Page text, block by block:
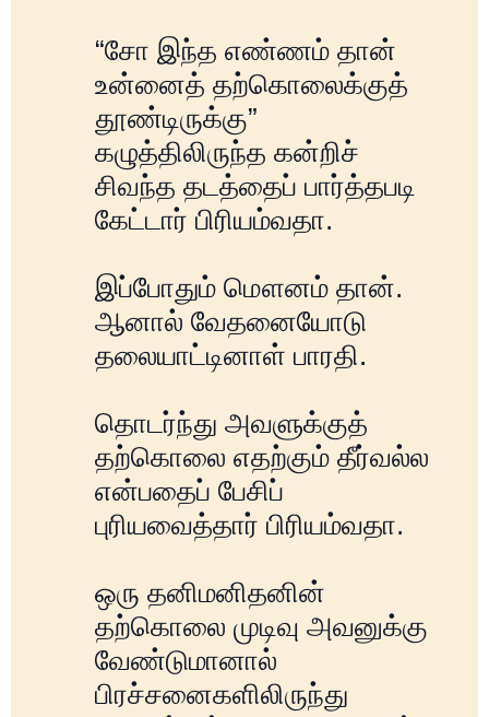
“சோ இந்த எண்ணம் தான்
உன்னைத் தற்கொலைக்குத்
தூண்டிருக்கு”
கழுத்திலிருந்த கன்றிச்
சிவந்த தடத்தைப் பார்த்தபடி
கேட்டார் பிரியம்வதா.
இப்போதும் மௌனம் தான்.
ஆனால் வேதனையோடு
தலையாட்டினாள் பாரதி.
தொடர்ந்து அவளுக்குத்
தற்கொலை எதற்கும் தீர்வல்ல
என்பதைப் பேசிப்
புரியவைத்தார் பிரியம்வதா.
ஒரு தனிமனிதனின்
தற்கொலை முடிவு அவனுக்கு
வேண்டுமானால்
பிரச்சனைகளிலிருந்து